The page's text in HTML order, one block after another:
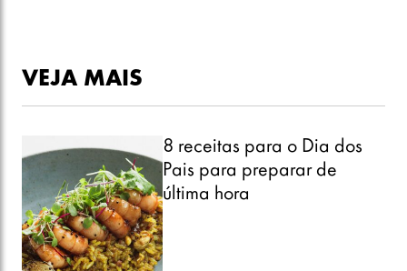
VEJA MAIS
8 receitas para o Dia dos
Pais para preparar de
última hora